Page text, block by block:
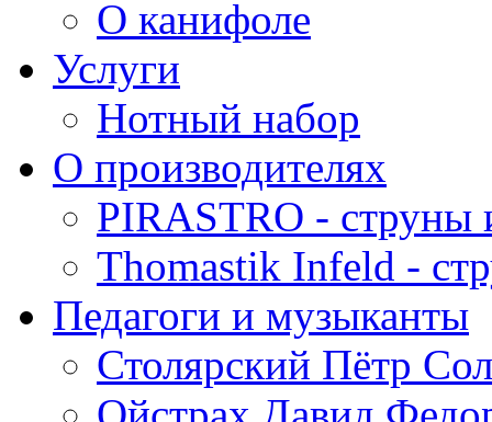
О канифоле
Услуги
Нотный набор
О производителях
PIRASTRO - струны
Thomastik Infeld -
Педагоги и музыканты
Столярский Пётр